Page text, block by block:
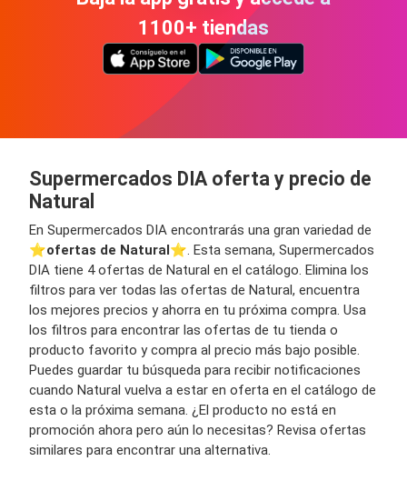
1100+ tiendas
Supermercados DIA oferta y precio de
Natural
En Supermercados DIA encontrarás una gran variedad de
⭐️ofertas de Natural⭐️. Esta semana, Supermercados
DIA tiene 4 ofertas de Natural en el catálogo. Elimina los
filtros para ver todas las ofertas de Natural, encuentra
los mejores precios y ahorra en tu próxima compra. Usa
los filtros para encontrar las ofertas de tu tienda o
producto favorito y compra al precio más bajo posible.
Puedes guardar tu búsqueda para recibir notificaciones
cuando Natural vuelva a estar en oferta en el catálogo de
esta o la próxima semana. ¿El producto no está en
promoción ahora pero aún lo necesitas? Revisa ofertas
similares para encontrar una alternativa.